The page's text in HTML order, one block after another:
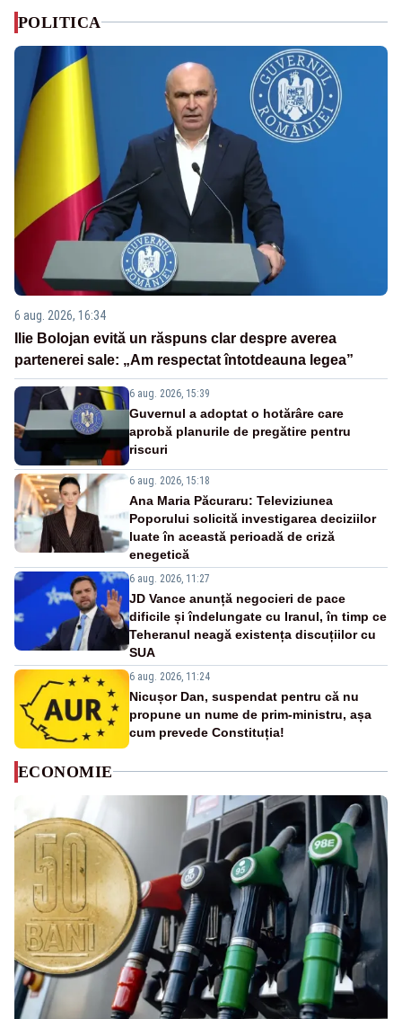
POLITICA
6 aug. 2026, 16:34
Ilie Bolojan evită un răspuns clar despre averea
partenerei sale: „Am respectat întotdeauna legea”
6 aug. 2026, 15:39
Guvernul a adoptat o hotărâre care
aprobă planurile de pregătire pentru
riscuri
6 aug. 2026, 15:18
Ana Maria Păcuraru: Televiziunea
Poporului solicită investigarea deciziilor
luate în această perioadă de criză
enegetică
6 aug. 2026, 11:27
JD Vance anunță negocieri de pace
dificile și îndelungate cu Iranul, în timp ce
Teheranul neagă existența discuțiilor cu
SUA
6 aug. 2026, 11:24
Nicușor Dan, suspendat pentru că nu
propune un nume de prim-ministru, așa
cum prevede Constituția!
ECONOMIE